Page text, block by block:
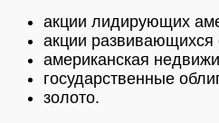
акции лидирующих
акции развивающихся
американская
государственные
золото.